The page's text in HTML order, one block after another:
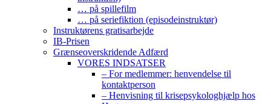
… på spillefilm
… på seriefiktion (episodeinstruktør)
Instruktørens gratisarbejde
IB-Prisen
Grænseoverskridende Adfærd
VORES INDSATSER
– For medlemmer: henvendelse til
kontaktperson
– Henvisning til krisepsykologhjælp hos